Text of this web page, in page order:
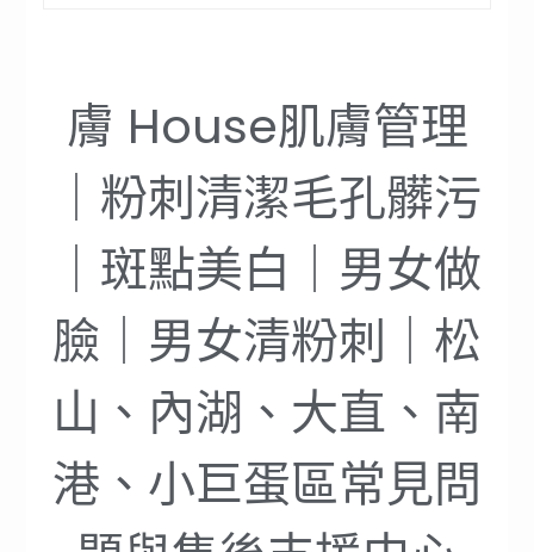
膚 House肌膚管理
｜粉刺清潔毛孔髒污
｜斑點美白｜男女做
臉｜男女清粉刺｜松
山、內湖、大直、南
港、小巨蛋區常見問